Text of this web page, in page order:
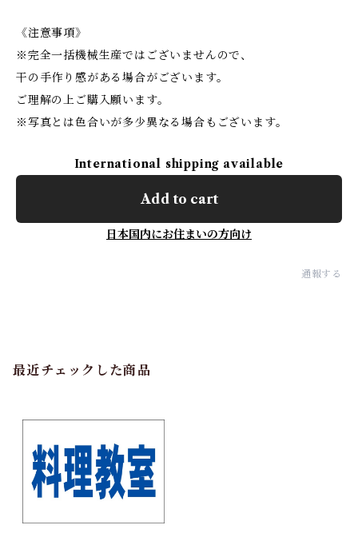
《注意事項》
※完全一括機械生産ではございませんので、
干の手作り感がある場合がございます。
ご理解の上ご購入願います。
※写真とは色合いが多少異なる場合もございます。
International shipping available
Add to cart
日本国内にお住まいの方向け
通報する
最近チェックした商品